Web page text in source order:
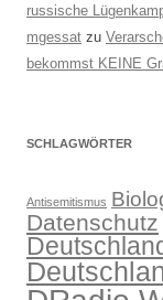
russische
mgessat zu
bekommst KEINE
SCHLAGWÖRTER
Antisemitismus
Datenschutz